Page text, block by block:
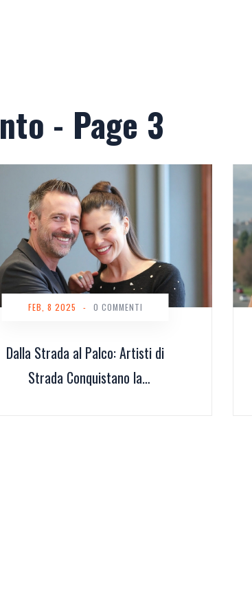
- Page 3
Dalla Strada al Palco: Artisti di
Strada Conquistano la
FEB, 8 2025 - 0 COMMENTI